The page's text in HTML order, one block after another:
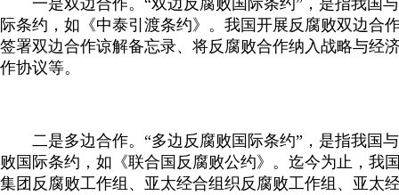
一是双边合作。“双边反腐败国际条约”，是指我国
际条约，如《中泰引渡条约》。我国开展反腐败双边合
签署双边合作谅解备忘录、将反腐败合作纳入战略与经
作协议等。
二是多边合作。“多边反腐败国际条约”，是指我国
败国际条约，如《联合国反腐败公约》。迄今为止，我
集团反腐败工作组、亚太经合组织反腐败工作组、亚太